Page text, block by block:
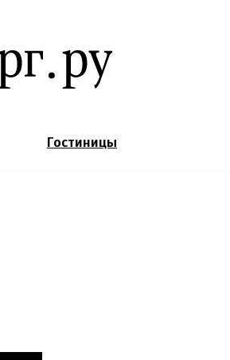
Гостиницы